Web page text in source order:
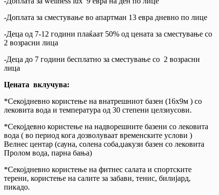
-Доплата за сместување во апартман 13 евра дневно по лице
-Деца од 7-12 години плаќаат 50% од цената за сместување со
2 возрасни лица
-Деца до 7 години бесплатно за сместување со 2 возрасни
лица
Цената вклучува:
*Секојдневно користење на внатрешниот базен (16х9м ) со
лековита вода и температура од 30 степени целзиусови.
*Секојдевно користење на надворешните базени со лековита
вода ( во период кога дозволуваат временските услови )
Велнес центар (сауна, солена соба,џакузи базен со лековита
Пролом вода, парна бања)
*Секојдневно користење на фитнес салата и спортските
терени, користење на салите за забави, тенис, билијард,
пикадо.